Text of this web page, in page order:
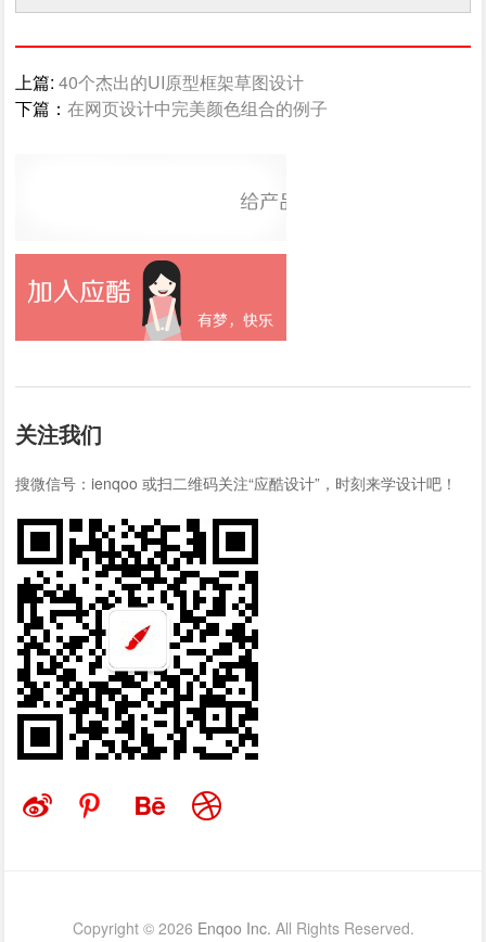
上篇:40个杰出的UI原型框架草图设计
下篇：在网页设计中完美颜色组合的例子
关注我们
搜微信号：ienqoo 或扫二维码关注“应酷设计”，时刻来学设计吧！
Copyright © 2026 Enqoo Inc. All Rights Reserved.